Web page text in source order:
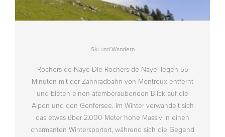
Ski und Wandern
Rochers-de-Naye Die Rochers-de-Naye liegen 55
Minuten mit der Zahnradbahn von Montreux entfernt
und bieten einen atemberaubenden Blick auf die
Alpen und den Genfersee. Im Winter verwandelt sich
das etwas über 2.000 Meter hohe Massiv in einen
charmanten Wintersportort, während sich die Gegend